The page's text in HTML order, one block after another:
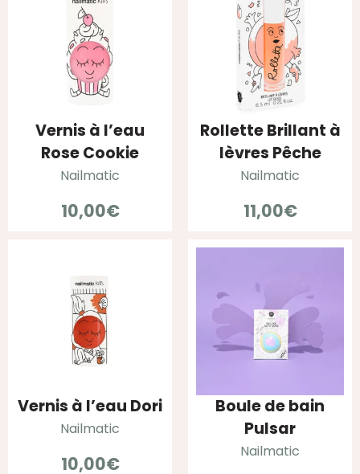
Vernis à l’eau
Rose Cookie
Nailmatic
10,00€
Rollette Brillant à
lèvres Pêche
Nailmatic
11,00€
Vernis à l’eau Dori
Nailmatic
10,00€
Boule de bain
Pulsar
Nailmatic